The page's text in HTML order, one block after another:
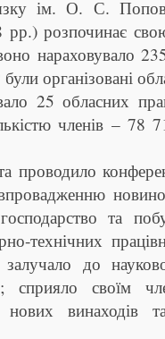
ім. О. С.
розпочинає
нараховувало
організовані
25 обласних
членів –
проводило
та
технічних
до
сприяло своїм
винаходів та